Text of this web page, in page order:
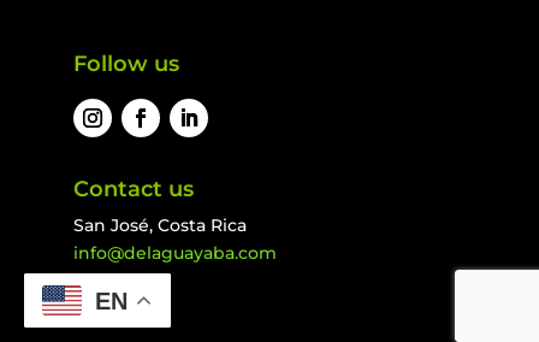
Follow us
Contact us
San José, Costa Rica
info@delaguayaba.com
2020 © deLaGuayaba. Todos los derechos
reservados.
EN